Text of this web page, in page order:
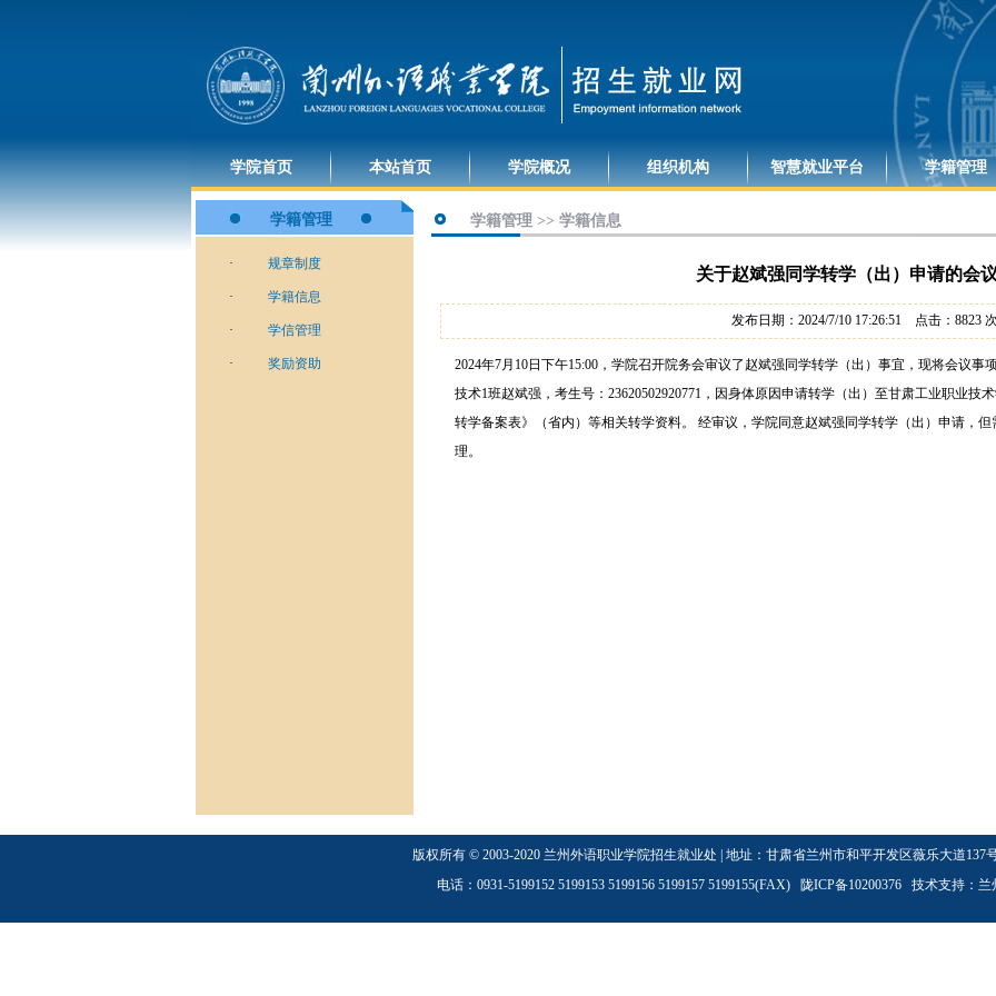
学院首页 本站首页 学院概况 组织机构 智慧就业平台 学籍管理
学籍管理
· 规章制度
· 学籍信息
· 学信管理
· 奖励资助
学籍管理 >> 学籍信息
关于赵斌强同学转学（出）申请的会
发布日期：2024/7/10 17:26:51 点击： 8823 次
2024年7月10日下午15:00，学院召开院务会审议了赵斌强同学转学（出）事宜，现将会议事
技术1班赵斌强，考生号：23620502920771，因身体原因申请转学（出）至甘肃工业职业技
转学备案表》（省内）等相关转学资料。 经审议，学院同意赵斌强同学转学（出）申请，
理。
版权所有 ©2003-2020 兰州外语职业学院招生就业处 | 地址：甘肃省兰州市和平开发区薇乐大道137
电话：0931-5199152 5199153 5199156 5199157 5199155(FAX) 陇ICP备10200376 技术支持： 兰